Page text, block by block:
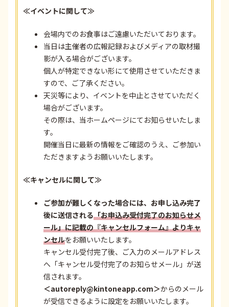
≪イベントに関して≫
会場内でのお食事はご遠慮いただいております。
当日は主催者の広報記録およびメディアの取材撮
影が入る場合がございます。
個人が特定できない形にて使用させていただきま
すので、ご了承ください。
天災等により、イベントを中止とさせていただく
場合がございます。
その際は、当ホームページにてお知らせいたしま
す。
開催当日に最新の情報をご確認のうえ、ご参加い
ただきますようお願いいたします。
≪キャンセルに関して≫
ご参加が難しくなった場合には、お申し込み完了
後に送信される「お申込み受付完了のお知らせメ
ール」に記載の『キャンセルフォーム』よりキャ
ンセルをお願いいたします。
キャンセル受付完了後、ご入力のメールアドレス
へ「キャンセル受付完了のお知らせメール」が送
信されます。
＜autoreply@kintoneapp.com＞からのメール
が受信できるように設定をお願いいたします。